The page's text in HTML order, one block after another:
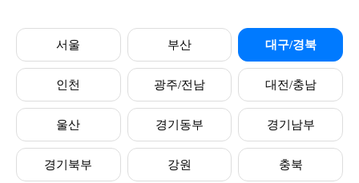
서울 부산 대구/경북
인천 광주/전남 대전/충남
울산 경기동부 경기남부
경기북부 강원 충북